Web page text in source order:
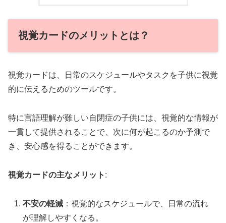
視覚カードのメリットとは？
視覚カードは、日常のスケジュールやタスクを子供に視覚
的に伝えるためのツールです。
特に言語理解が難しい自閉症の子供には、視覚的な情報が
一貫して提供されることで、次に何が起こるのか予測で
き、安心感を得ることができます。
視覚カードの主なメリット :
不安の軽減 ：視覚的なスケジュールで、日常の流れ
が理解しやすくなる。